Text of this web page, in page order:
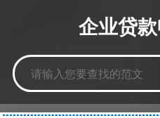
企业贷